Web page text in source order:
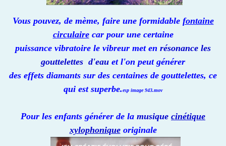
Vous pouvez, de mème, faire une formidable fontaine
circulairecar pour une certaine
puissance vibratoire le vibreur met en résonance les
gouttelettes d'eau et l'on peut générer
des effets diamants sur des centaines de gouttelettes, ce
qui est superbe.esp image 943.mov
Pour les enfants générer de la musique cinétique
xylophoniqueoriginale